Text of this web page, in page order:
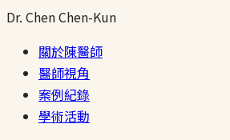
Dr. ChenChen-Kun
關於陳醫師
醫師視角
案例紀錄
學術活動